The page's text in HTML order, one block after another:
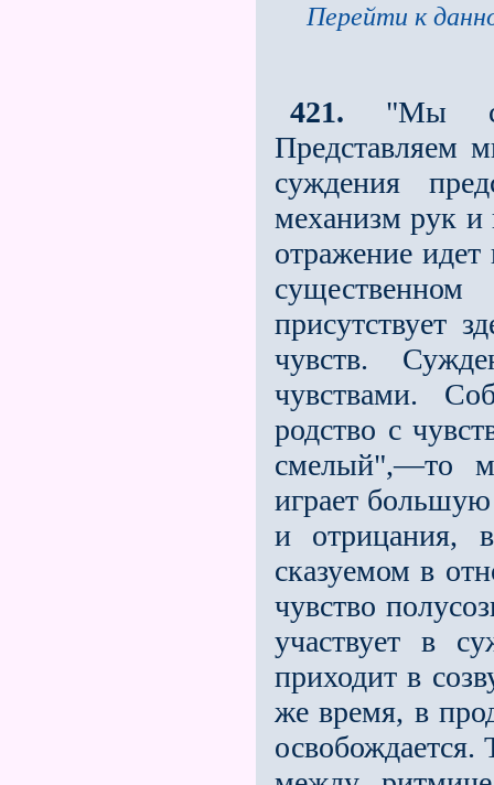
Перейти к
421. "Мы
Представляем
суждения
механизм рук и
отражение
присутствует
чувств.
чувствами.
родство с
смелый",—то
играет
и отрицания,
сказуемом в
чувство
участвует в
приходит в
же время, в